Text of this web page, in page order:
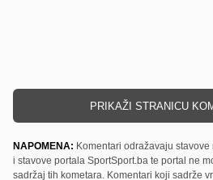
PRIKAŽI STRANICU
NAPOMENA: Komentari odražavaju
i stavove portala SportSport.ba te portal ne
sadržaj tih kometara. Komentari koji sadrže